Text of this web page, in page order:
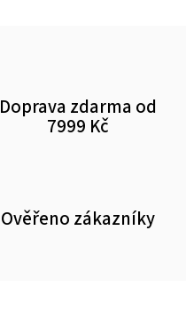
Doprava zdarma od
7999 Kč
Ověřeno zákazníky